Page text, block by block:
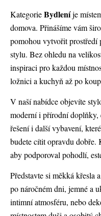
KategorieBydleníje
domova. Přinášíme vám
pomohou vytvořit prostředí
stylu. Bez ohledu na
inspiraci pro každou
ložnici a kuchyň až po
V naší nabídce objevíte
moderní i přírodní doplňky,
řešení i další vybavení,
budete cítit opravdu dobře.
aby podporoval pohodlí,
Představte si měkká křesla
po náročném dni, jemné a
intimní atmosféru, nebo